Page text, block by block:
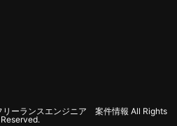
ーランスエンジニア 案件情報 All Rights
Reserved.